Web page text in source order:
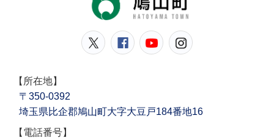
鳩山町公式Twitter
鳩山町公式Facebook
鳩山町公式
【所在地】
〒350-0392
埼玉県比企郡鳩山町大字大豆戸184番地16
【電話番号】